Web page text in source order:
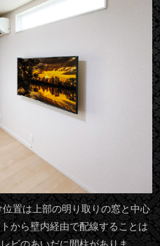
置は上部の明り取りの窓と中心
から壁内経由で配線することは